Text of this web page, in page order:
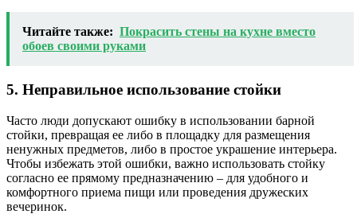
Читайте также: Покрасить стены на кухне вместо
обоев своими руками
5. Неправильное использование стойки
Часто люди допускают ошибку в использовании барной
стойки, превращая ее либо в площадку для размещения
ненужных предметов, либо в простое украшение интерьера.
Чтобы избежать этой ошибки, важно использовать стойку
согласно ее прямому предназначению – для удобного и
комфортного приема пищи или проведения дружеских
вечеринок.